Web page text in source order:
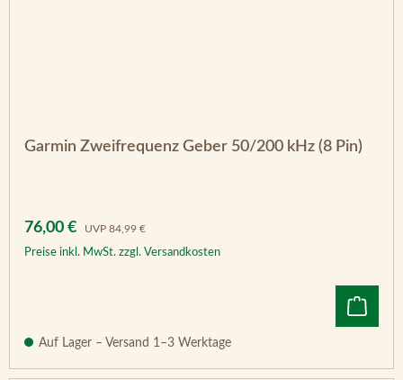
Garmin Zweifrequenz Geber 50/200 kHz (8 Pin)
Verkaufspreis:
76,00 € UVP Regulärer Preis:
84,99 €
Preise inkl. MwSt. zzgl. Versandkosten
Auf Lager – Versand 1–3 Werktage